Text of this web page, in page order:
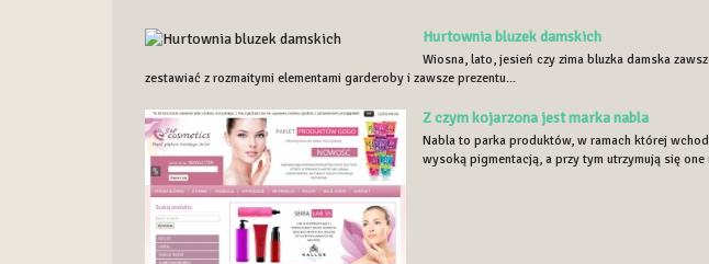
Hurtownia bluzek damskich
Wiosna, lato, jesień czy zima bluzka damska
zestawiać z rozmaitymi elementami garderoby i zawsze prezentu...
Z czym kojarzona jest marka nabla
Nabla to parka produktów, w ramach której
wysoką pigmentacją, a przy tym utrzymują się one